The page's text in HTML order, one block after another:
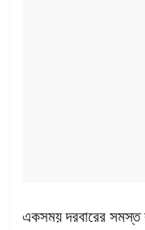
একসময় দরবারের সমস্ত